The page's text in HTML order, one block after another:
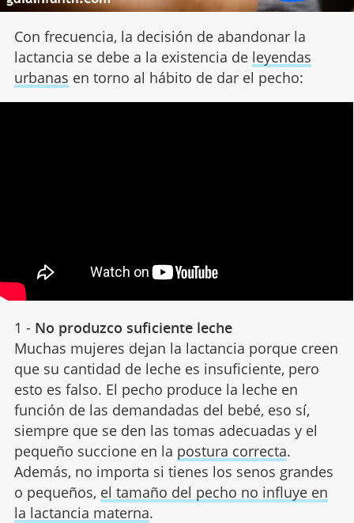
Con frecuencia, la decisión de abandonar la
lactancia se debe a la existencia de leyendas
urbanas en torno al hábito de dar el pecho:
1 - No produzco suficiente leche
Muchas mujeres dejan la lactancia porque creen
que su cantidad de leche es insuficiente, pero
esto es falso. El pecho produce la leche en
función de las demandadas del bebé, eso sí,
siempre que se den las tomas adecuadas y el
pequeño succione en la postura correcta.
Además, no importa si tienes los senos grandes
o pequeños, el tamaño del pecho no influye en
la lactancia materna.